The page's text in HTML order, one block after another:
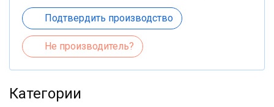
Подтвердить производство
Не производитель?
Категории